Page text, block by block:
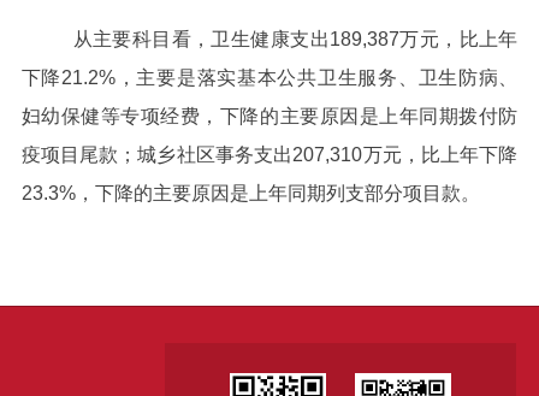
从主要科目看，卫生健康支出189,387万元，比上年
下降21.2%，主要是落实基本公共卫生服务、卫生防病、
妇幼保健等专项经费，下降的主要原因是上年同期拨付防
疫项目尾款；城乡社区事务支出207,310万元，比上年下降
23.3%，下降的主要原因是上年同期列支部分项目款。